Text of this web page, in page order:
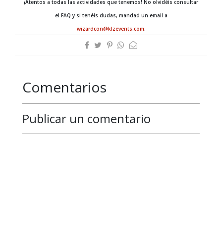
¡Atentos a todas las actividades que tenemos! No olvidéis consultar
el FAQ y si tenéis dudas, mandad un email a
wizardcon@klzevents.com.
Comentarios
Publicar un comentario